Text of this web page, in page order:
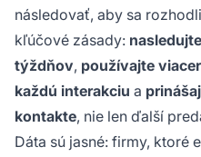
následovať, aby sa
kľúčové zásady:
týždňov, používajte
každú interakciu a
kontakte, nie len ďalší
Dáta sú jasné: firmy, ktoré